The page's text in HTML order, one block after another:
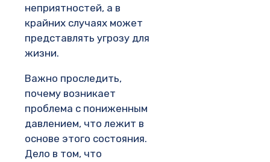
неприятностей, а в
крайних случаях может
представлять угрозу для
жизни.
Важно проследить,
почему возникает
проблема с пониженным
давлением, что лежит в
основе этого состояния.
Дело в том, что